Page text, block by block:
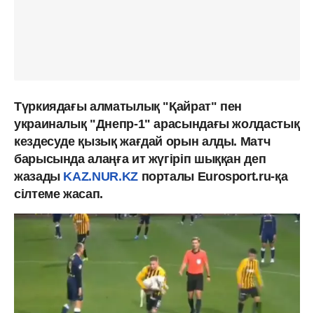
Түркиядағы алматылық "Қайрат" пен
украиналық "Днепр-1" арасындағы жолдастық
кездесуде қызық жағдай орын алды. Матч
барысында алаңға ит жүгіріп шыққан деп
жазады KAZ.NUR.KZпорталы Eurosport.ru-қа
сілтеме жасап.